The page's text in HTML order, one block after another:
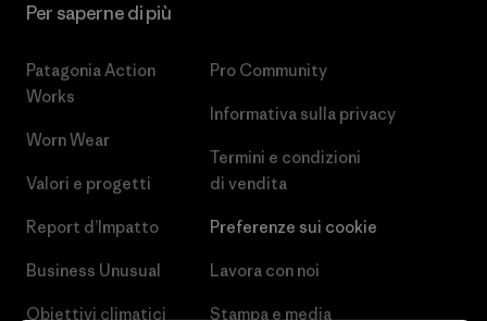
Per saperne di più
Patagonia Action
Works
Worn Wear
Valori e progetti
Report d’Impatto
Business Unusual
Obiettivi climatici
Pro Community
Informativa sulla privacy
Termini e condizioni
di vendita
Preferenze sui cookie
Lavora con noi
Stampa e media